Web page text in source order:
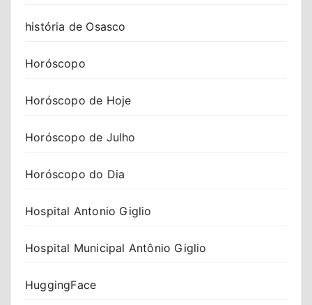
história de Osasco
Horóscopo
Horóscopo de Hoje
Horóscopo de Julho
Horóscopo do Dia
Hospital Antonio Giglio
Hospital Municipal Antônio Giglio
HuggingFace